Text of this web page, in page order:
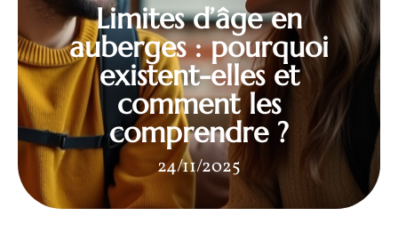
Limites d’âge en
auberges : pourquoi
existent-elles et
comment les
comprendre ?
24/11/2025